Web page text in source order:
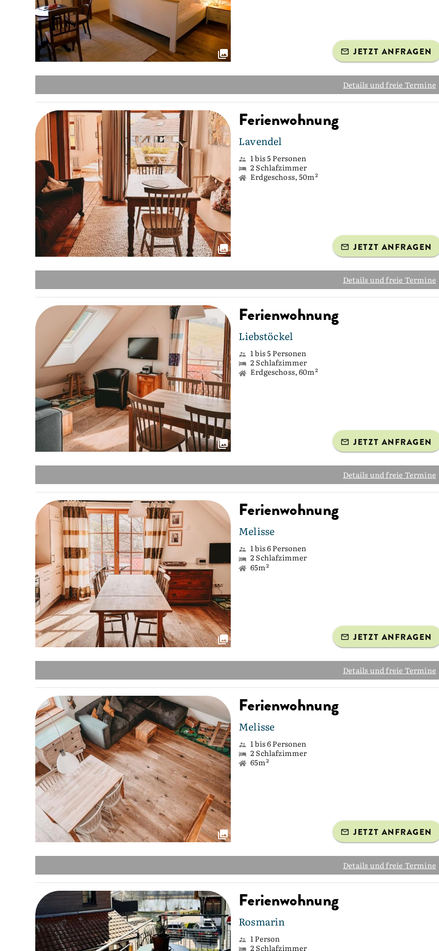
JETZT ANFRAGEN
Details und freie Termine
Ferienwohnung
Lavendel
1 bis 5 Personen
2 Schlafzimmer
Erdgeschoss, 50m²
JETZT ANFRAGEN
Details und freie Termine
Ferienwohnung
Liebstöckel
1 bis 5 Personen
2 Schlafzimmer
Erdgeschoss, 60m²
JETZT ANFRAGEN
Details und freie Termine
Ferienwohnung
Melisse
1 bis 6 Personen
2 Schlafzimmer
65m²
JETZT ANFRAGEN
Details und freie Termine
Ferienwohnung
Melisse
1 bis 6 Personen
2 Schlafzimmer
65m²
JETZT ANFRAGEN
Details und freie Termine
Ferienwohnung
Rosmarin
1 Person
2 Schlafzimmer